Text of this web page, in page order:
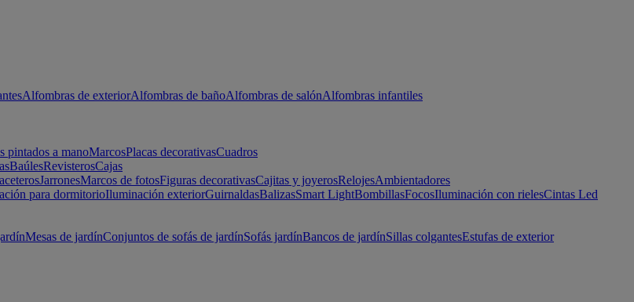
Alfombras de exteriorAlfombras de bañoAlfombras de salónAlfombras infantiles
pintados a manoMarcosPlacas decorativasCuadros
BaúlesRevisterosCajas
JarronesMarcos de fotosFiguras decorativasCajitas y joyerosRelojesAmbientadores
para dormitorioIluminación exteriorGuirnaldasBalizasSmart LightBombillasFocosIluminación con rielesCintas Led
Mesas de jardínConjuntos de sofás de jardínSofás jardínBancos de jardínSillas colgantesEstufas de exterior